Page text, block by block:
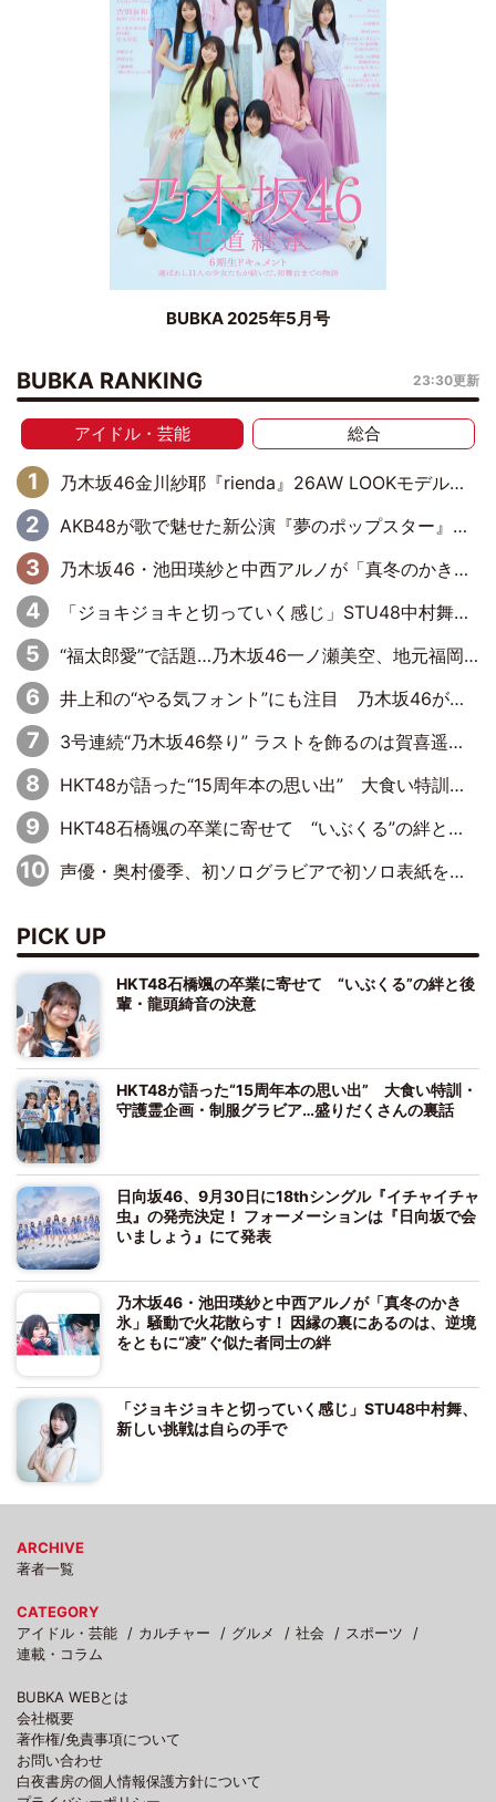
BUBKA 2025年5月号
BUBKA RANKING 23:30更新
アイドル・芸能 総合
乃木坂46金川紗耶『rienda』26AW LOOKモデルに就任
AKB48が歌で魅せた新公演『夢のポップスター』 初日から全身全霊のステージ
乃木坂46・池田瑛紗と中西アルノが「真冬のかき氷」騒動で火花散らす！ 因縁の裏にあるのは、逆境をともに“凌”ぐ似た者同士の絆
「ジョキジョキと切っていく感じ」STU48中村舞、新しい挑戦は自らの手で
“福太郎愛”で話題…乃木坂46一ノ瀬美空、地元福岡『めんべい25周年トップサポーター』に就任
井上和の“やる気フォント”にも注目 乃木坂46が挑んだ書道パフォーマンスの舞台裏
3号連続“乃木坂46祭り” ラストを飾るのは賀喜遥香…5年ぶりの登場に「5年分大人になった私を見ていただけたら」
HKT48が語った“15周年本の思い出” 大食い特訓・守護霊企画・制服グラビア…盛りだくさんの裏話
HKT48石橋颯の卒業に寄せて “いぶくる”の絆と後輩・龍頭綺音の決意
声優・奥村優季、初ソログラビアで初ソロ表紙を飾る！ 初めて見せる表情や、声優を志したきっかけなどを語った必読のインタビューを掲載
PICK UP
HKT48石橋颯の卒業に寄せて “いぶくる”の絆と後
輩・龍頭綺音の決意
HKT48が語った“15周年本の思い出” 大食い特訓・
守護霊企画・制服グラビア…盛りだくさんの裏話
日向坂46、9月30日に18thシングル『イチャイチャ
虫』の発売決定！ フォーメーションは『日向坂で会
いましょう』にて発表
乃木坂46・池田瑛紗と中西アルノが「真冬のかき
氷」騒動で火花散らす！ 因縁の裏にあるのは、逆境
をともに“凌”ぐ似た者同士の絆
「ジョキジョキと切っていく感じ」STU48中村舞、
新しい挑戦は自らの手で
ARCHIVE
著者一覧
CATEGORY
アイドル・芸能
カルチャー グルメ 社会
スポーツ
連載・コラム
BUBKA WEBとは
会社概要
著作権/免責事項について
お問い合わせ
白夜書房の個人情報保護方針について